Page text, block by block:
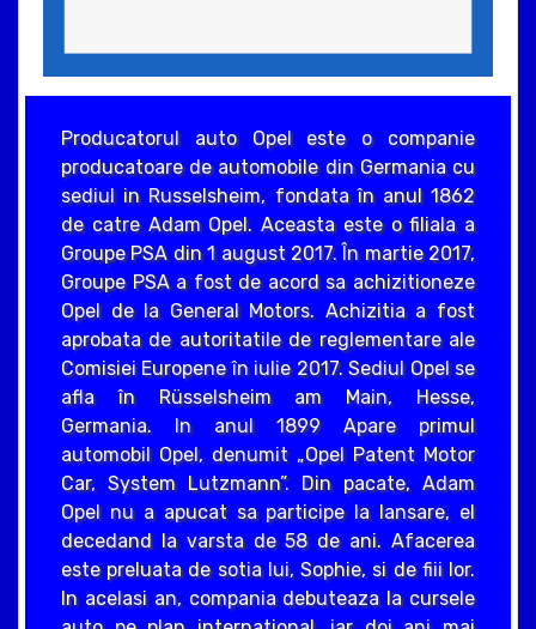
Producatorul auto Opel este o companie
producatoare de automobile din Germania cu
sediul in Russelsheim, fondata în anul 1862
de catre Adam Opel. Aceasta este o filiala a
Groupe PSA din 1 august 2017. În martie 2017,
Groupe PSA a fost de acord sa achizitioneze
Opel de la General Motors. Achizitia a fost
aprobata de autoritatile de reglementare ale
Comisiei Europene în iulie 2017. Sediul Opel se
afla în Rüsselsheim am Main, Hesse,
Germania. In anul 1899 Apare primul
automobil Opel, denumit „Opel Patent Motor
Car, System Lutzmann”. Din pacate, Adam
Opel nu a apucat sa participe la lansare, el
decedand la varsta de 58 de ani. Afacerea
este preluata de sotia lui, Sophie, si de fiii lor.
In acelasi an, compania debuteaza la cursele